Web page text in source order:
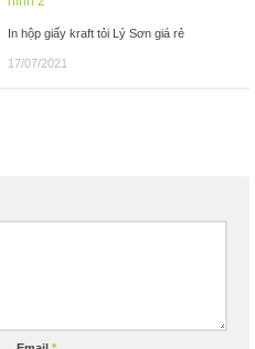
In hộp giấy kraft tỏi Lý Sơn giá rẻ
17/07/2021